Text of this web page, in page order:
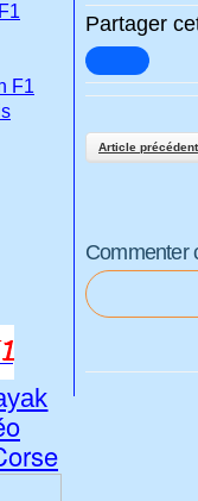
Partager
Article précédent
Commenter
F1